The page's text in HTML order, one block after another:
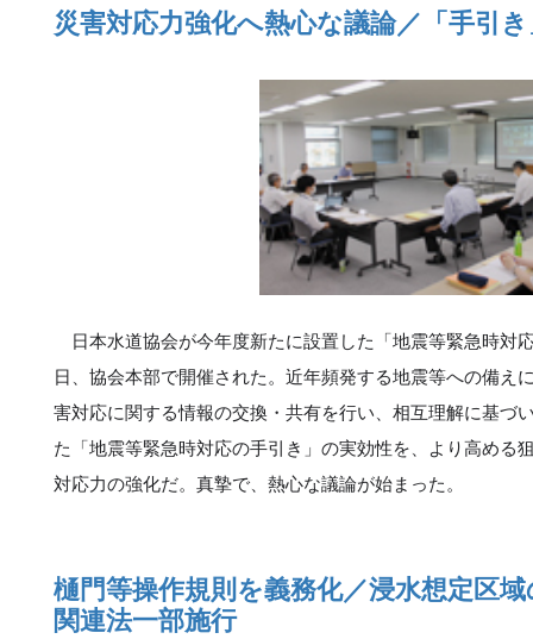
災害対応力強化へ熱心な議論／「手引
日本水道協会が今年度新たに設置した「地震等緊急時対
日、協会本部で開催された。近年頻発する地震等への備え
害対応に関する情報の交換・共有を行い、相互理解に基づ
た「地震等緊急時対応の手引き」の実効性を、より高める
対応力の強化だ。真摯で、熱心な議論が始まった。
樋門等操作規則を義務化／浸水想定区
関連法一部施行